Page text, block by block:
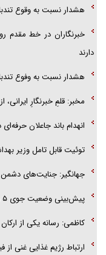
هشدار نسبت به وقوع
خبرنگاران در خط مقدم
دارند
هشدار نسبت به وفوع
مخبر: قلمِ خبرنگارِ
انهدام باند جاعلان حرفه‌ای در تهران؛جعل
توئیت قابل تامل وزیر
جهانگیر: جنایت‌های
پیش‌بینی وضعیت جوی ۵ روز آینده؛ موج جدید ناپایداری جوی در راه است
کاظمی: رسانه یکی از
ارتباط رژیم غذایی غنی از